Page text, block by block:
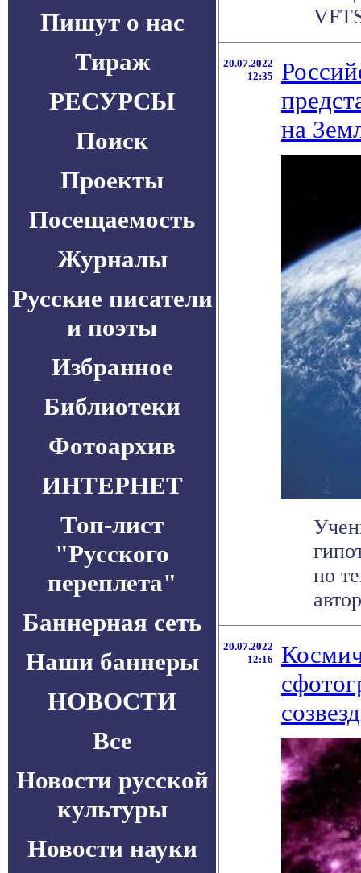
Пишут о нас
Тираж
РЕСУРСЫ
Поиск
Проекты
Посещаемость
Журналы
Русские писатели
и поэты
Избранное
Библиотеки
Фотоархив
ИНТЕРНЕТ
Топ-лист
"Русского
переплета"
Баннерная сеть
Наши баннеры
НОВОСТИ
Все
Новости русской
культуры
Новости науки
20.07.2022
12:35
на
по
20.07.2022
12:16